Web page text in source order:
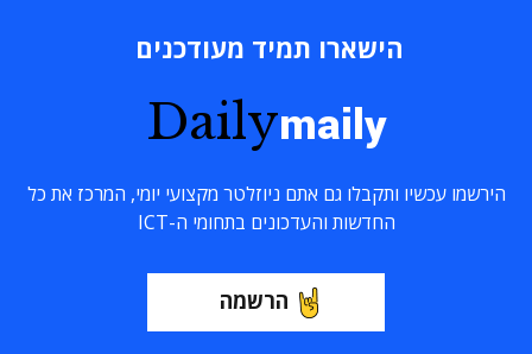
הישארו תמיד מעודכנים
Dailymaily
הירשמו עכשיו ותקבלו גם אתם ניוזלטר מקצועי יומי, המרכז את כל
החדשות והעדכונים בתחומי ה-ICT
הרשמה